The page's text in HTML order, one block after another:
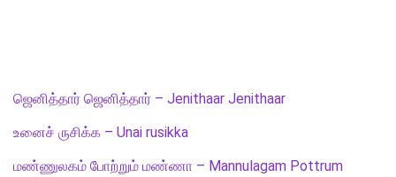
ஜெனித்தார் ஜெனித்தார் – Jenithaar Jenithaar
உனைச் ருசிக்க – Unai rusikka
மண்ணுலகம் போற்றும் மண்ணா – Mannulagam Pottrum